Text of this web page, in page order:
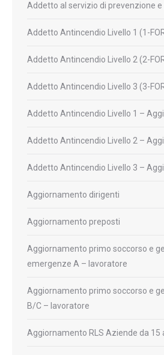
Addetto al servizio di prevenzione e
Addetto Antincendio Livello 1 (1-
Addetto Antincendio Livello 2 (2-
Addetto Antincendio Livello 3 (3-
Addetto Antincendio Livello 1 –
Addetto Antincendio Livello 2 –
Addetto Antincendio Livello 3 –
Aggiornamento dirigenti
Aggiornamento preposti
Aggiornamento primo soccorso e
emergenze A – lavoratore
Aggiornamento primo soccorso e
B/C – lavoratore
Aggiornamento RLS Aziende da 15